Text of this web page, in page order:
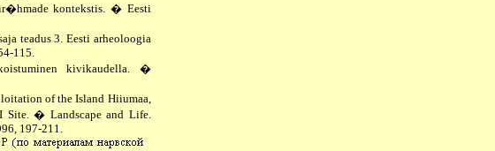
kontekstis. � Eesti
teadus 3. Eesti arheoloogia
115.
kivikaudella. �
of the Island Hiiumaa,
Site. � Landscape and Life.
197-211.